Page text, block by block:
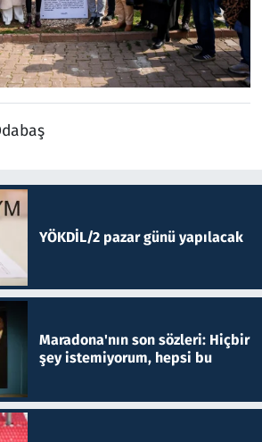
YÖKDİL/2 pazar günü yapılacak
Maradona'nın son sözleri: Hiçbir
şey istemiyorum, hepsi bu